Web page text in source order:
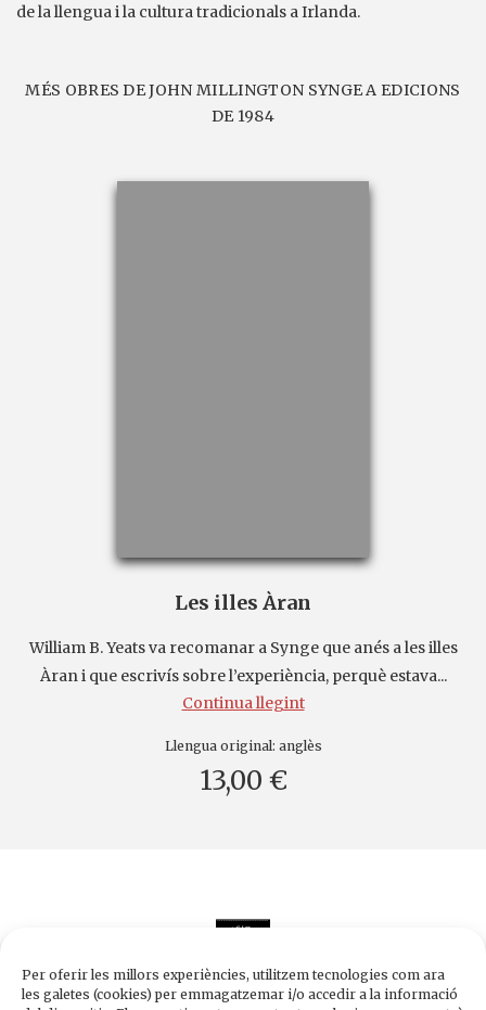
Per oferir les millors experiències, utilitzem tecnologies com ara
les galetes (cookies) per emmagatzemar i/o accedir a la informació
de la llengua i la cultura tradicionals a Irlanda.
MÉS OBRES DE JOHN MILLINGTON SYNGE A EDICIONS
DE 1984
Les illes Àran
William B. Yeats va recomanar a Synge que anés a les illes
Àran i que escrivís sobre l’experiència, perquè estava...
Continua llegint
Llengua original: anglès
13,00 €